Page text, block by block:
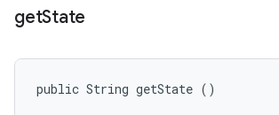
getState
public String getState ()